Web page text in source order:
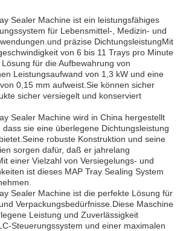
Sealer Machine ist ein leistungsfähiges
für Lebensmittel-, Medizin- und
präzise DichtungsleistungMit
von 6 bis 11 Trays pro Minute
für die Aufbewahrung von
Leistungsaufwand von 1,3 kW und eine
0,15 mm aufweist.Sie können sicher
sicher versiegelt und konserviert
Sealer Machine wird in China hergestellt
sie eine überlegene Dichtungsleistung
robuste Konstruktion und seine
sorgen dafür, daß er jahrelang
einer Vielzahl von Versiegelungs- und
ist dieses MAP Tray Sealing System
Sealer Machine ist die perfekte Lösung für
Verpackungsbedürfnisse.Diese Maschine
Leistung und Zuverlässigkeit
Steuerungssystem und einer maximalen